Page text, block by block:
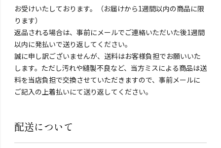
お受けいたしております。（お届けから1週間以内の商品に限
ります）
返品される場合は、事前にメールでご連絡いただいた後1週間
以内に発払いで送り返してください。
誠に申し訳ございませんが、送料はお客様負担でお願いいた
します。ただし汚れや縫製不良など、当方ミスによる商品は送
料を当店負担で交換させていただきますので、事前メールに
ご記入の上着払いにて送り返してください。
配送について